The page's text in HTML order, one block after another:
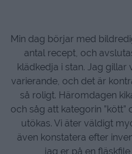
Min dag börjar med
antal recept, och
klädkedja i stan. Jag
varierande, och det är
så roligt. Häromdagen
och såg att kategorin
utökas. Vi äter väldigt
även konstatera efter
jag er på en